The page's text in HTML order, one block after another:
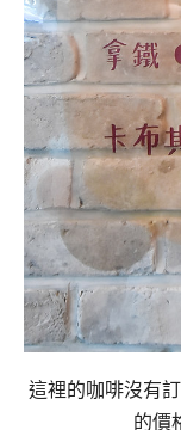
這裡的咖啡沒有
的價